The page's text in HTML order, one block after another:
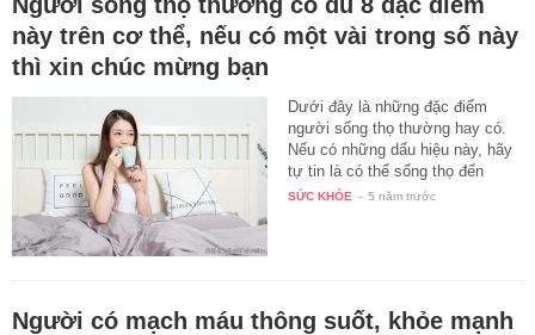
này trên cơ thể, nếu có một vài trong số này
thì xin chúc mừng bạn
Dưới đây là những đặc điểm
người sống thọ thường hay có.
Nếu có những dấu hiệu này, hãy
tự tin là có thể sống thọ đến
100…
SỨC KHỎE - 5 năm trước
Người có mạch máu thông suốt, khỏe mạnh